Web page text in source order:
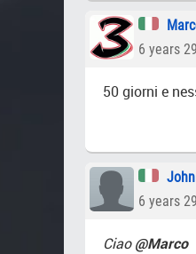
6 years
50 giorni e
6 years
Ciao@Marco